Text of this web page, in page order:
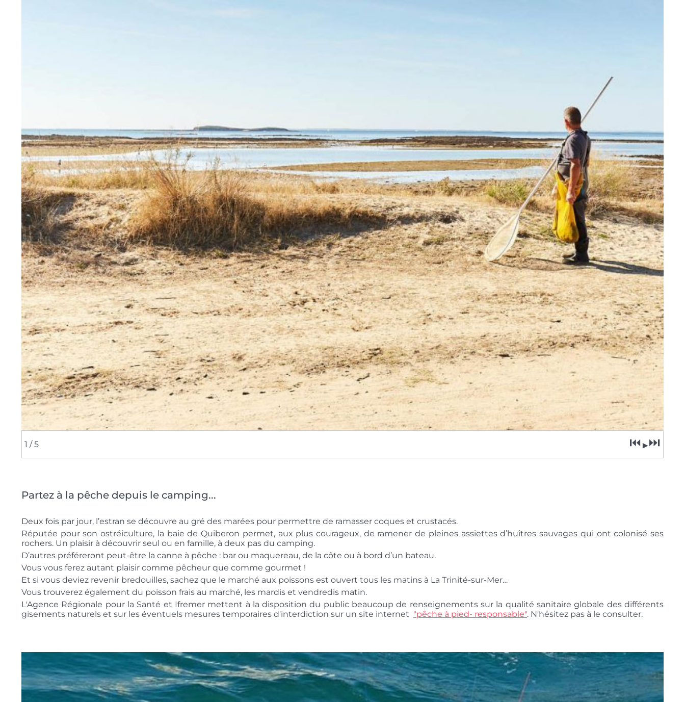
1 / 5 ⏮▶⏭
Partez à la pêche depuis le camping...
Deux fois par jour, l’estran se découvre au gré des marées pour permettre de ramasser coques et crustacés.
Réputée pour son ostréiculture, la baie de Quiberon permet, aux plus courageux, de ramener de pleines assiettes d’huîtres sauvages qui ont colonisé ses
rochers. Un plaisir à découvrir seul ou en famille, à deux pas du camping.
D’autres préféreront peut-être la canne à pêche : bar ou maquereau, de la côte ou à bord d’un bateau.
Vous vous ferez autant plaisir comme pêcheur que comme gourmet !
Et si vous deviez revenir bredouilles, sachez que le marché aux poissons est ouvert tous les matins à La Trinité-sur-Mer…
Vous trouverez également du poisson frais au marché, les mardis et vendredis matin.
L'Agence Régionale pour la Santé et Ifremer mettent à la disposition du public beaucoup de renseignements sur la qualité sanitaire globale des différents
gisements naturels et sur les éventuels mesures temporaires d'interdiction sur un site internet "pêche à pied- responsable". N'hésitez pas à le consulter.